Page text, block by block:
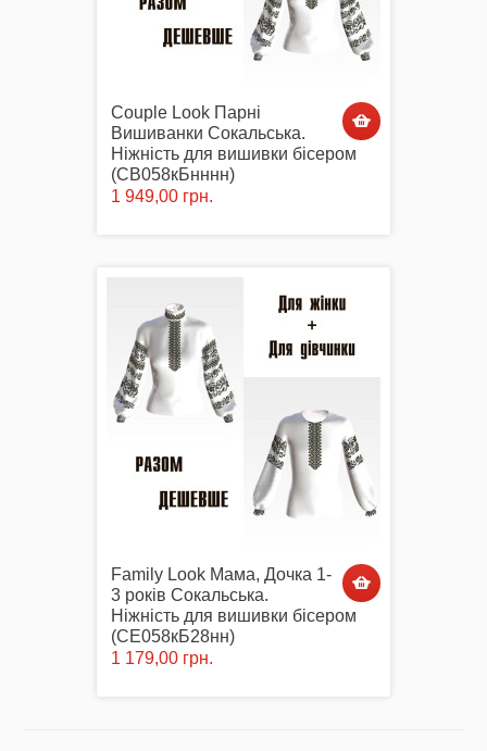
Couple Look Парні
Вишиванки Сокальська.
Ніжність для вишивки бісером
(СВ058кБнннн)
1 949,00 грн.
Family Look Мама, Дочка 1-
3 років Сокальська.
Ніжність для вишивки бісером
(СЕ058кБ28нн)
1 179,00 грн.